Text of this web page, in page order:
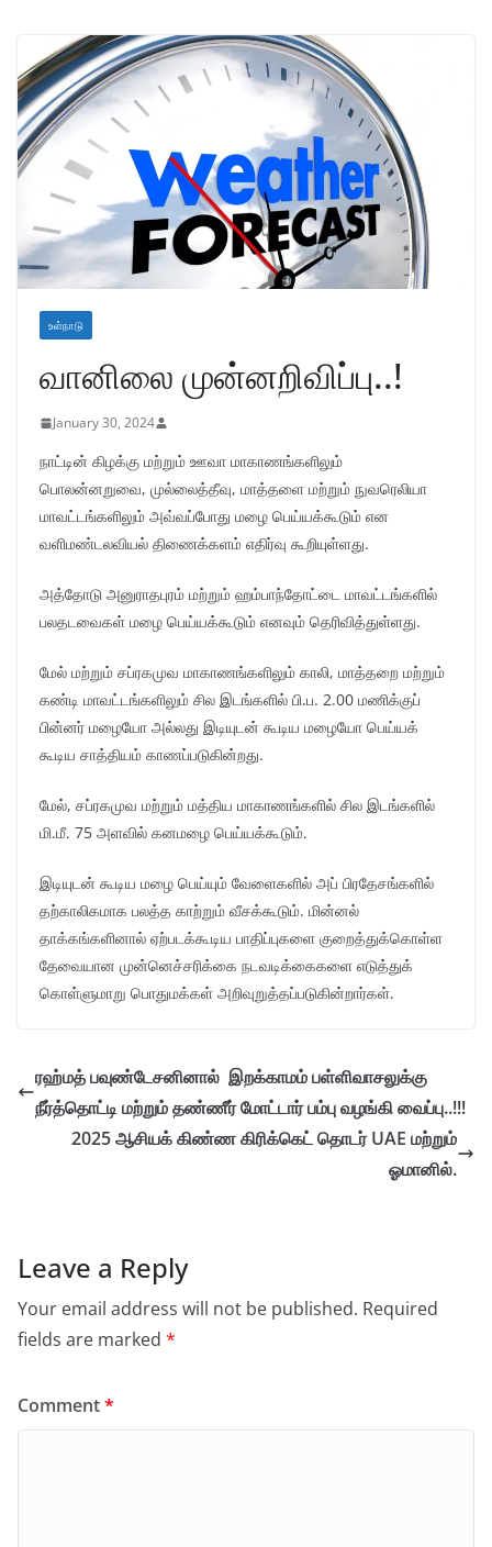
உள்நாடு
வானிலை முன்னறிவிப்பு..!
January 30, 2024
நாட்டின் கிழக்கு மற்றும் ஊவா மாகாணங்களிலும்
பொலன்னறுவை, முல்லைத்தீவு, மாத்தளை மற்றும் நுவரெலியா
மாவட்டங்களிலும் அவ்வப்போது மழை பெய்யக்கூடும் என
வளிமண்டலவியல் திணைக்களம் எதிர்வு கூறியுள்ளது.
அத்தோடு அனுராதபுரம் மற்றும் ஹம்பாந்தோட்டை மாவட்டங்களில்
பலதடவைகள் மழை பெய்யக்கூடும் எனவும் தெரிவித்துள்ளது.
மேல் மற்றும் சப்ரகமுவ மாகாணங்களிலும் காலி, மாத்தறை மற்றும்
கண்டி மாவட்டங்களிலும் சில இடங்களில் பி.ப. 2.00 மணிக்குப்
பின்னர் மழையோ அல்லது இடியுடன் கூடிய மழையோ பெய்யக்
கூடிய சாத்தியம் காணப்படுகின்றது.
மேல், சப்ரகமுவ மற்றும் மத்திய மாகாணங்களில் சில இடங்களில்
மி.மீ. 75 அளவில் கனமழை பெய்யக்கூடும்.
இடியுடன் கூடிய மழை பெய்யும் வேளைகளில் அப் பிரதேசங்களில்
தற்காலிகமாக பலத்த காற்றும் வீசக்கூடும். மின்னல்
தாக்கங்களினால் ஏற்படக்கூடிய பாதிப்புகளை குறைத்துக்கொள்ள
தேவையான முன்னெச்சரிக்கை நடவடிக்கைகளை எடுத்துக்
கொள்ளுமாறு பொதுமக்கள் அறிவுறுத்தப்படுகின்றார்கள்.
ரஹ்மத் பவுண்டேசனினால் இறக்காமம் பள்ளிவாசலுக்கு
நீர்த்தொட்டி மற்றும் தண்ணீர் மோட்டார் பம்பு வழங்கி வைப்பு..!!!
2025 ஆசியக் கிண்ண கிரிக்கெட் தொடர் UAE மற்றும்
ஓமானில்.
Leave a Reply
Your email address will not be published. Required
fields are marked *
Comment*